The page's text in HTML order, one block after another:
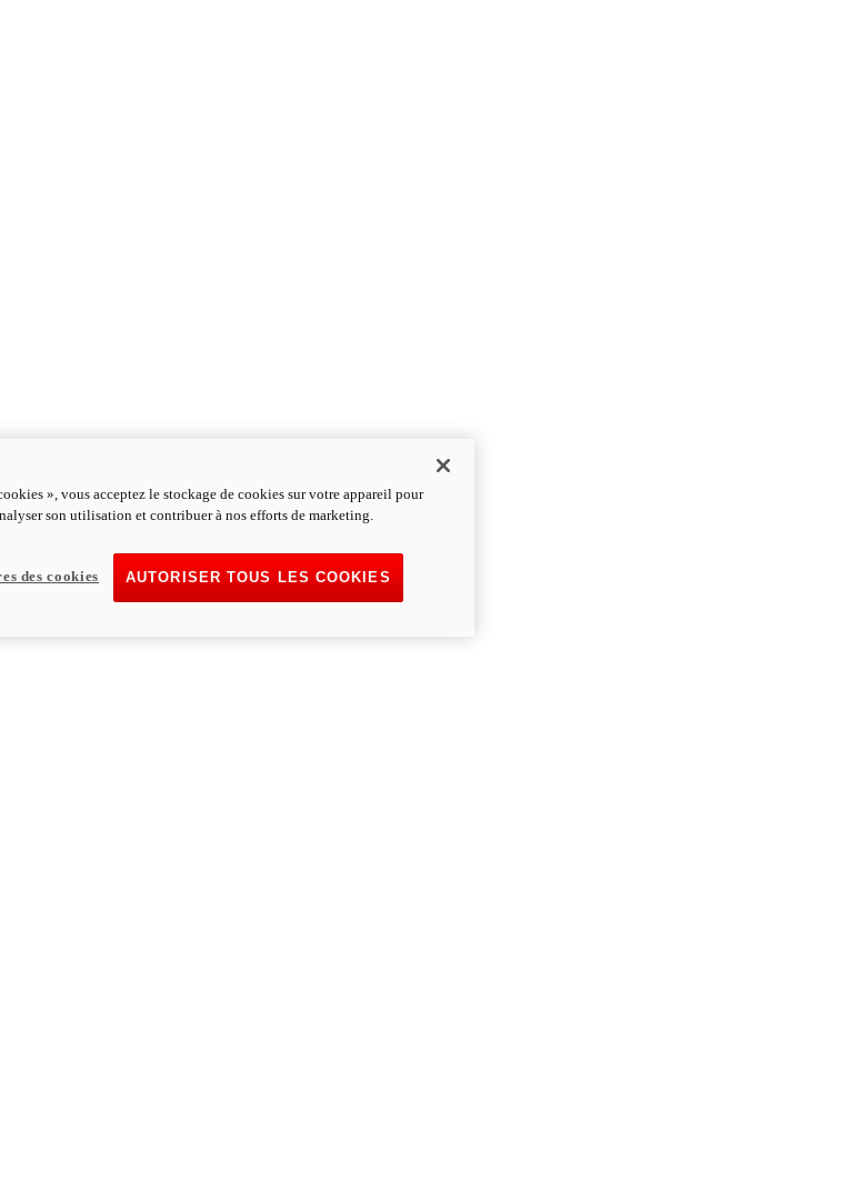
», vous acceptez le stockage de cookies sur votre appareil pour
son utilisation et contribuer à nos efforts de marketing.
AUTORISER TOUS LES COOKIES
des cookies